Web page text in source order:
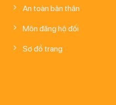
An toàn bản thân
Môn đăng hộ đối
Sơ đồ trang